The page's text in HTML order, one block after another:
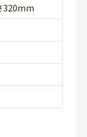
320mm